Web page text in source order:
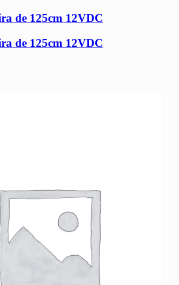
de 125cm 12VDC
de 125cm 12VDC